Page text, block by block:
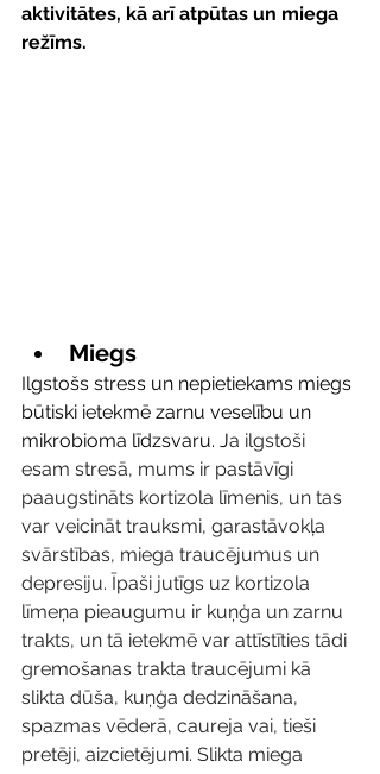
aktivitātes, kā arī atpūtas un miega
režīms.
Miegs
Ilgstošs stress un nepietiekams miegs
būtiski ietekmē zarnu veselību un
mikrobioma līdzsvaru. Ja ilgstoši
esam stresā, mums ir pastāvīgi
paaugstināts kortizola līmenis, un tas
var veicināt trauksmi, garastāvokļa
svārstības, miega traucējumus un
depresiju. Īpaši jutīgs uz kortizola
līmeņa pieaugumu ir kuņģa un zarnu
trakts, un tā ietekmē var attīstīties tādi
gremošanas trakta traucējumi kā
slikta dūša, kuņģa dedzināšana,
spazmas vēderā, caureja vai, tieši
pretēji, aizcietējumi. Slikta miega